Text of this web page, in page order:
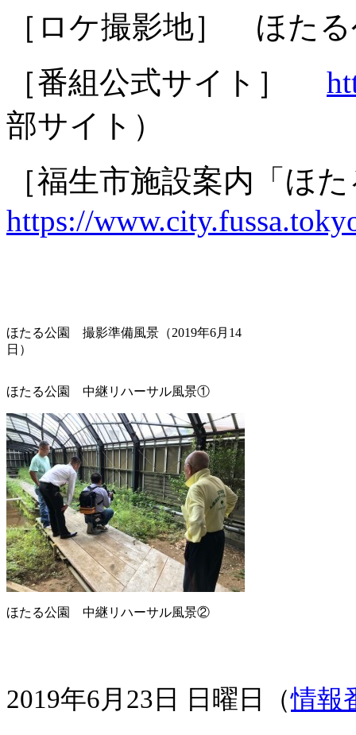
［ロケ撮影地］ ほた
［番組公式サイト］
部サイト）
［福生市施設案内「ほ
https://
ほたる公園 撮影準備風景（2019年6月14
日）
ほたる公園 中継リハーサル風景①
ほたる公園 中継リハーサル風景②
2019年6月23日 日曜日（情報